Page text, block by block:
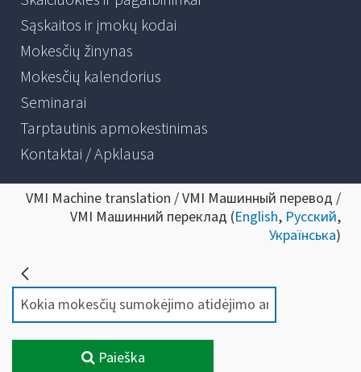
Sąskaitos ir įmokų kodai
Mokesčių žinynas
Mokesčių kalendorius
Seminarai
Tarptautinis apmokestinimas
Kontaktai / Apklausa
VMI Machine translation / VMI Машинный перевод /
VMI Машинний переклад (English, Русский,
Українська)
Paieška